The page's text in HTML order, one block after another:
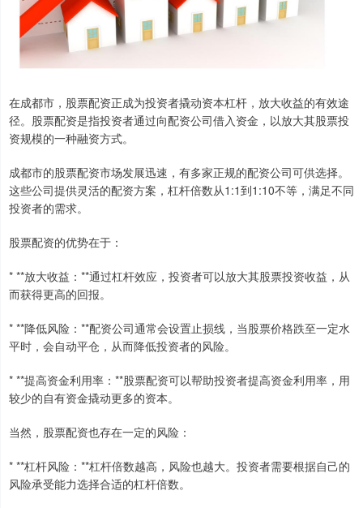
在成都市，股票配资正成为投资者撬动资本杠杆，放大收益的有效途
径。股票配资是指投资者通过向配资公司借入资金，以放大其股票投
资规模的一种融资方式。
成都市的股票配资市场发展迅速，有多家正规的配资公司可供选择。
这些公司提供灵活的配资方案，杠杆倍数从1:1到1:10不等，满足不同
投资者的需求。
股票配资的优势在于：
* **放大收益：**通过杠杆效应，投资者可以放大其股票投资收益，从
而获得更高的回报。
* **降低风险：**配资公司通常会设置止损线，当股票价格跌至一定水
平时，会自动平仓，从而降低投资者的风险。
* **提高资金利用率：**股票配资可以帮助投资者提高资金利用率，用
较少的自有资金撬动更多的资本。
当然，股票配资也存在一定的风险：
* **杠杆风险：**杠杆倍数越高，风险也越大。投资者需要根据自己的
风险承受能力选择合适的杠杆倍数。